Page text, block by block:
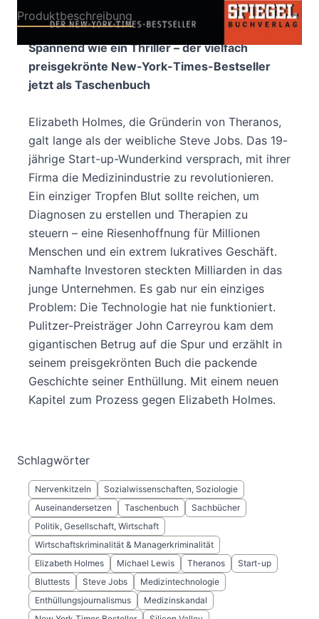
Produktbeschreibung
Spannend wie ein Thriller – der vielfach
preisgekrönte New-York-Times-Bestseller
jetzt als Taschenbuch
Elizabeth Holmes, die Gründerin von Theranos,
galt lange als der weibliche Steve Jobs. Das 19-
jährige Start-up-Wunderkind versprach, mit ihrer
Firma die Medizinindustrie zu revolutionieren.
Ein einziger Tropfen Blut sollte reichen, um
Diagnosen zu erstellen und Therapien zu
steuern – eine Riesenhoffnung für Millionen
Menschen und ein extrem lukratives Geschäft.
Namhafte Investoren steckten Milliarden in das
junge Unternehmen. Es gab nur ein einziges
Problem: Die Technologie hat nie funktioniert.
Pulitzer-Preisträger John Carreyrou kam dem
gigantischen Betrug auf die Spur und erzählt in
seinem preisgekrönten Buch die packende
Geschichte seiner Enthüllung. Mit einem neuen
Kapitel zum Prozess gegen Elizabeth Holmes.
Schlagwörter
Nervenkitzeln
Sozialwissenschaften, Soziologie
Auseinandersetzen
Taschenbuch
Sachbücher
Politik, Gesellschaft, Wirtschaft
Wirtschaftskriminalität & Managerkriminalität
Elizabeth Holmes
Michael Lewis Theranos
Start-up
Bluttests
Steve Jobs
Medizintechnologie
Enthüllungsjournalismus
Medizinskandal